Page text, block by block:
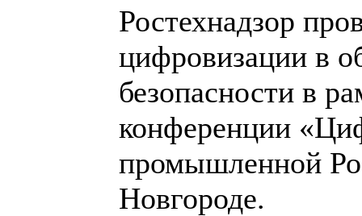
Ростехнадзор
цифровизации в
безопасности в
конференции
промышленной
Новгороде.